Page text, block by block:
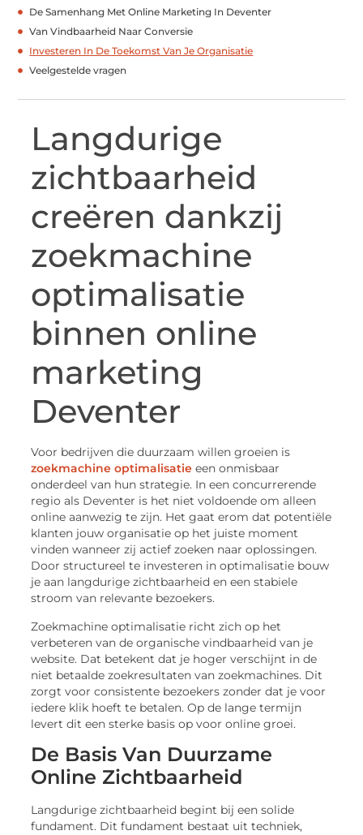
De Samenhang Met Online Marketing In Deventer
Van Vindbaarheid Naar Conversie
Investeren In De Toekomst Van Je Organisatie
Veelgestelde vragen
Langdurige
zichtbaarheid
creëren dankzij
zoekmachine
optimalisatie
binnen online
marketing
Deventer
Voor bedrijven die duurzaam willen groeien is
zoekmachine optimalisatie een onmisbaar
onderdeel van hun strategie. In een concurrerende
regio als Deventer is het niet voldoende om alleen
online aanwezig te zijn. Het gaat erom dat potentiële
klanten jouw organisatie op het juiste moment
vinden wanneer zij actief zoeken naar oplossingen.
Door structureel te investeren in optimalisatie bouw
je aan langdurige zichtbaarheid en een stabiele
stroom van relevante bezoekers.
Zoekmachine optimalisatie richt zich op het
verbeteren van de organische vindbaarheid van je
website. Dat betekent dat je hoger verschijnt in de
niet betaalde zoekresultaten van zoekmachines. Dit
zorgt voor consistente bezoekers zonder dat je voor
iedere klik hoeft te betalen. Op de lange termijn
levert dit een sterke basis op voor online groei.
De Basis Van Duurzame
Online Zichtbaarheid
Langdurige zichtbaarheid begint bij een solide
fundament. Dit fundament bestaat uit techniek,